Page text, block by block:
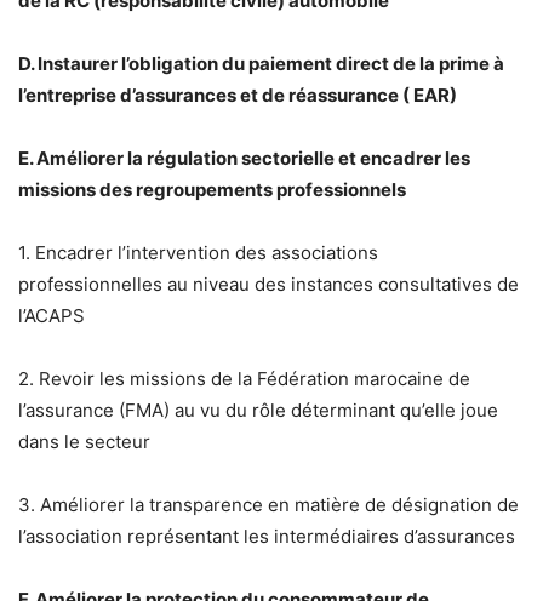
D. Instaurer l’obligation du paiement direct de la prime à
l’entreprise d’assurances et de réassurance ( EAR)
E. Améliorer la régulation sectorielle et encadrer les
missions des regroupements professionnels
1. Encadrer l’intervention des associations
professionnelles au niveau des instances consultatives de
l’ACAPS
2. Revoir les missions de la Fédération marocaine de
l’assurance (FMA) au vu du rôle déterminant qu’elle joue
dans le secteur
3. Améliorer la transparence en matière de désignation de
l’association représentant les intermédiaires d’assurances